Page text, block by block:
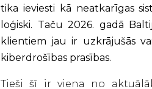
tika ieviesti kā neatkarīgas
loģiski. Taču 2026. gadā
klientiem jau ir uzkrājušās
kiberdrošības prasības.
Tieši šī ir viena no